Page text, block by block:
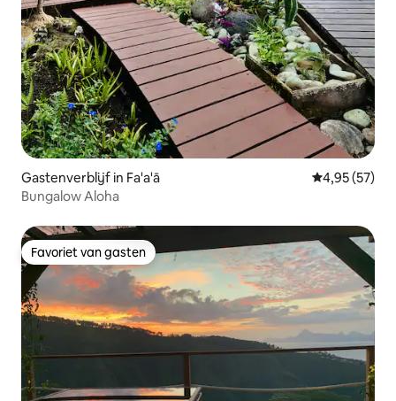
Gastenverblijf in Fa'a'ā Gemiddelde
4,95 (57)
Bungalow Aloha
Favoriet van gasten
Favoriet van gasten